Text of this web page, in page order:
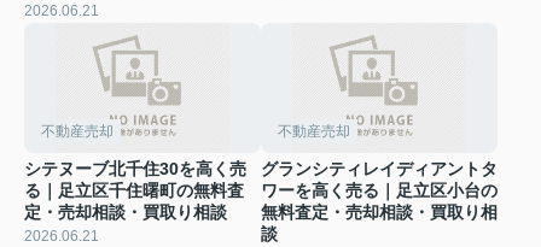
2026.06.21
不動産売却
シテヌーブ北千住30を高く売
る｜足立区千住曙町の無料査
定・売却相談・買取り相談
2026.06.21
不動産売却
グランシティレイディアントタ
ワーを高く売る｜足立区小台の
無料査定・売却相談・買取り相
談